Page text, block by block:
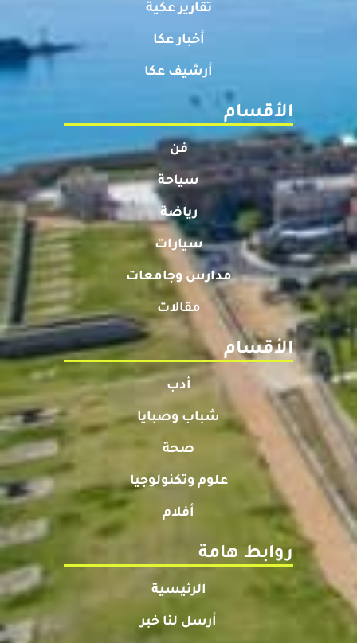
تقارير عكية
أخبار عكا
أرشيف عكا
الأقسام
فن
سياحة
رياضة
سيارات
مدارس وجامعات
مقالات
الأقسام
أدب
شباب وصبايا
صحة
علوم وتكنولوجيا
أفلام
روابط هامة
الرئيسية
أرسل لنا خبر